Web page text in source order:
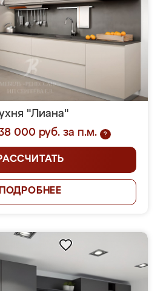
"Лиана"
000 руб. за п.м.
?
ПОДРОБНЕЕ